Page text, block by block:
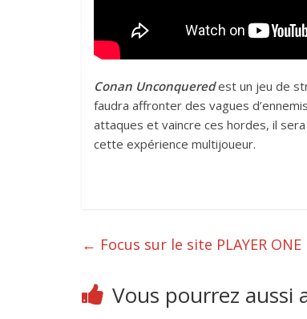
Conan Unconqueredest un jeu de
faudra affronter des vagues
attaques et vaincre ces hordes, il
cette expérience multijoueur.
← Focus sur le site PLAYER ONE
Vous pourrez aussi